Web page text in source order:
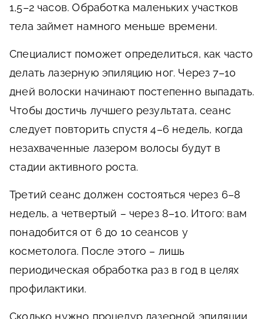
1,5–2 часов. Обработка маленьких участков
тела займет намного меньше времени.
Специалист поможет определиться, как часто
делать лазерную эпиляцию ног. Через 7–10
дней волоски начинают постепенно выпадать.
Чтобы достичь лучшего результата, сеанс
следует повторить спустя 4–6 недель, когда
незахваченные лазером волосы будут в
стадии активного роста.
Третий сеанс должен состояться через 6–8
недель, а четвертый – через 8–10. Итого: вам
понадобится от 6 до 10 сеансов у
косметолога. После этого – лишь
периодическая обработка раз в год в целях
профилактики.
Сколько нужно процедур лазерной эпиляции